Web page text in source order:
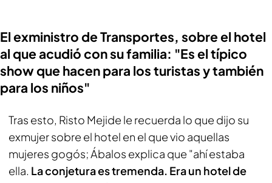
El exministro de Transportes, sobre el hotel
al que acudió con su familia: "Es el típico
show que hacen para los turistas y también
para los niños"
Tras esto, Risto Mejide le recuerda lo que dijo su
exmujer sobre el hotel en el que vio aquellas
mujeres gogós; Ábalos explica que "ahí estaba
ella. La conjetura es tremenda. Era un hotel de